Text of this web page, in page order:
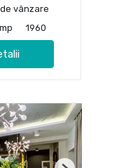
vânzare
1960